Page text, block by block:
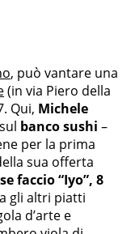
, può vantare una
(in via Piero della
Qui, Michele
banco sushi –
per la prima
sua offerta
faccio “Iyo”, 8
gli altri piatti
d’arte e